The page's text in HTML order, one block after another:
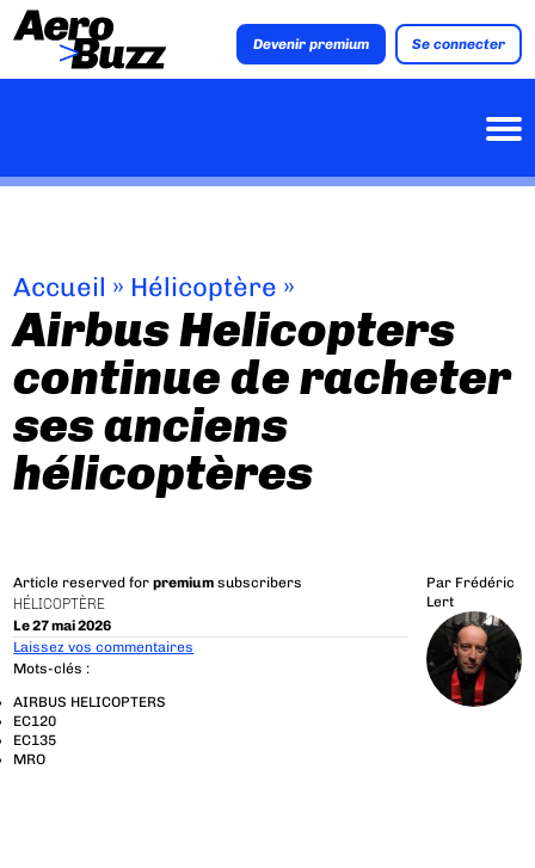
Devenir premium Se connecter
Accueil » Hélicoptère »
Airbus Helicopters
continue de racheter
ses anciens
hélicoptères
Article reserved forpremium subscribers
HÉLICOPTÈRE
Le 27 mai 2026
Par Frédéric
Lert
Laissez vos commentaires
Mots-clés :
AIRBUS HELICOPTERS
EC120
EC135
MRO